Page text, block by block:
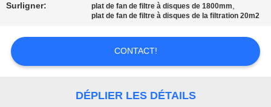
CONTACTEZ-
NOUS
NOUVELLES
Surligner: plat de fan de filtre à disques de 1800mm,
plat de fan de filtre à disques de la filtration 20m2
CONTACT!
DÉPLIER LES DÉTAILS